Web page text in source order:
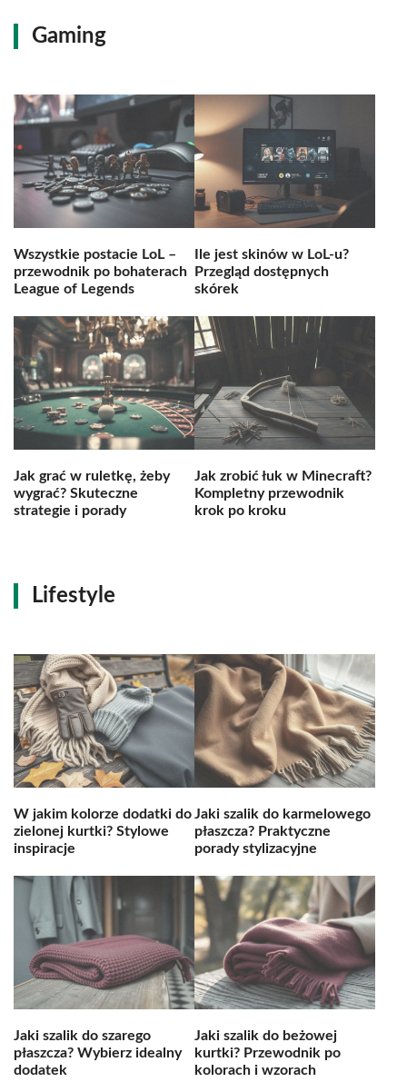
Gaming
Wszystkie postacie LoL –
przewodnik po bohaterach
League of Legends
Ile jest skinów w LoL-u?
Przegląd dostępnych
skórek
Jak grać w ruletkę, żeby
wygrać? Skuteczne
strategie i porady
Jak zrobić łuk w Minecraft?
Kompletny przewodnik
krok po kroku
Lifestyle
W jakim kolorze dodatki do
zielonej kurtki? Stylowe
inspiracje
Jaki szalik do karmelowego
płaszcza? Praktyczne
porady stylizacyjne
Jaki szalik do szarego
płaszcza? Wybierz idealny
dodatek
Jaki szalik do beżowej
kurtki? Przewodnik po
kolorach i wzorach